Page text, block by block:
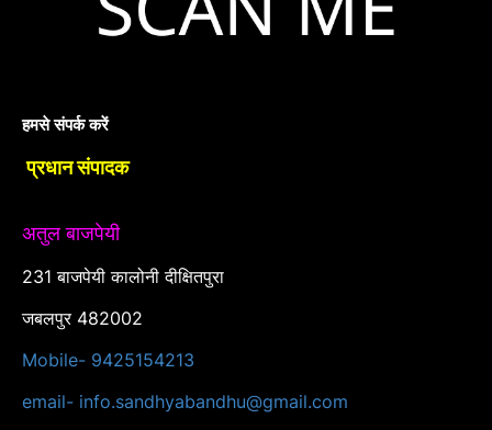
हमसे संपर्क करें
प्रधान संपादक
अतुल बाजपेयी
231 बाजपेयी कालोनी दीक्षितपुरा
जबलपुर 482002
Mobile- 9425154213
email- info.sandhyabandhu@gmail.com